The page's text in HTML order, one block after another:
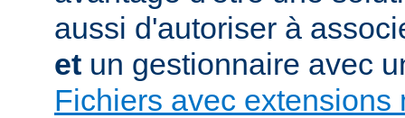
aussi d'autoriser à
et un gestionnaire avec
Fichiers avec extensions